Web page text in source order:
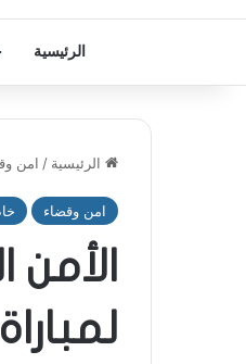
الرئيسية
الرئيسية / امن
امن وقضاء
الأمن